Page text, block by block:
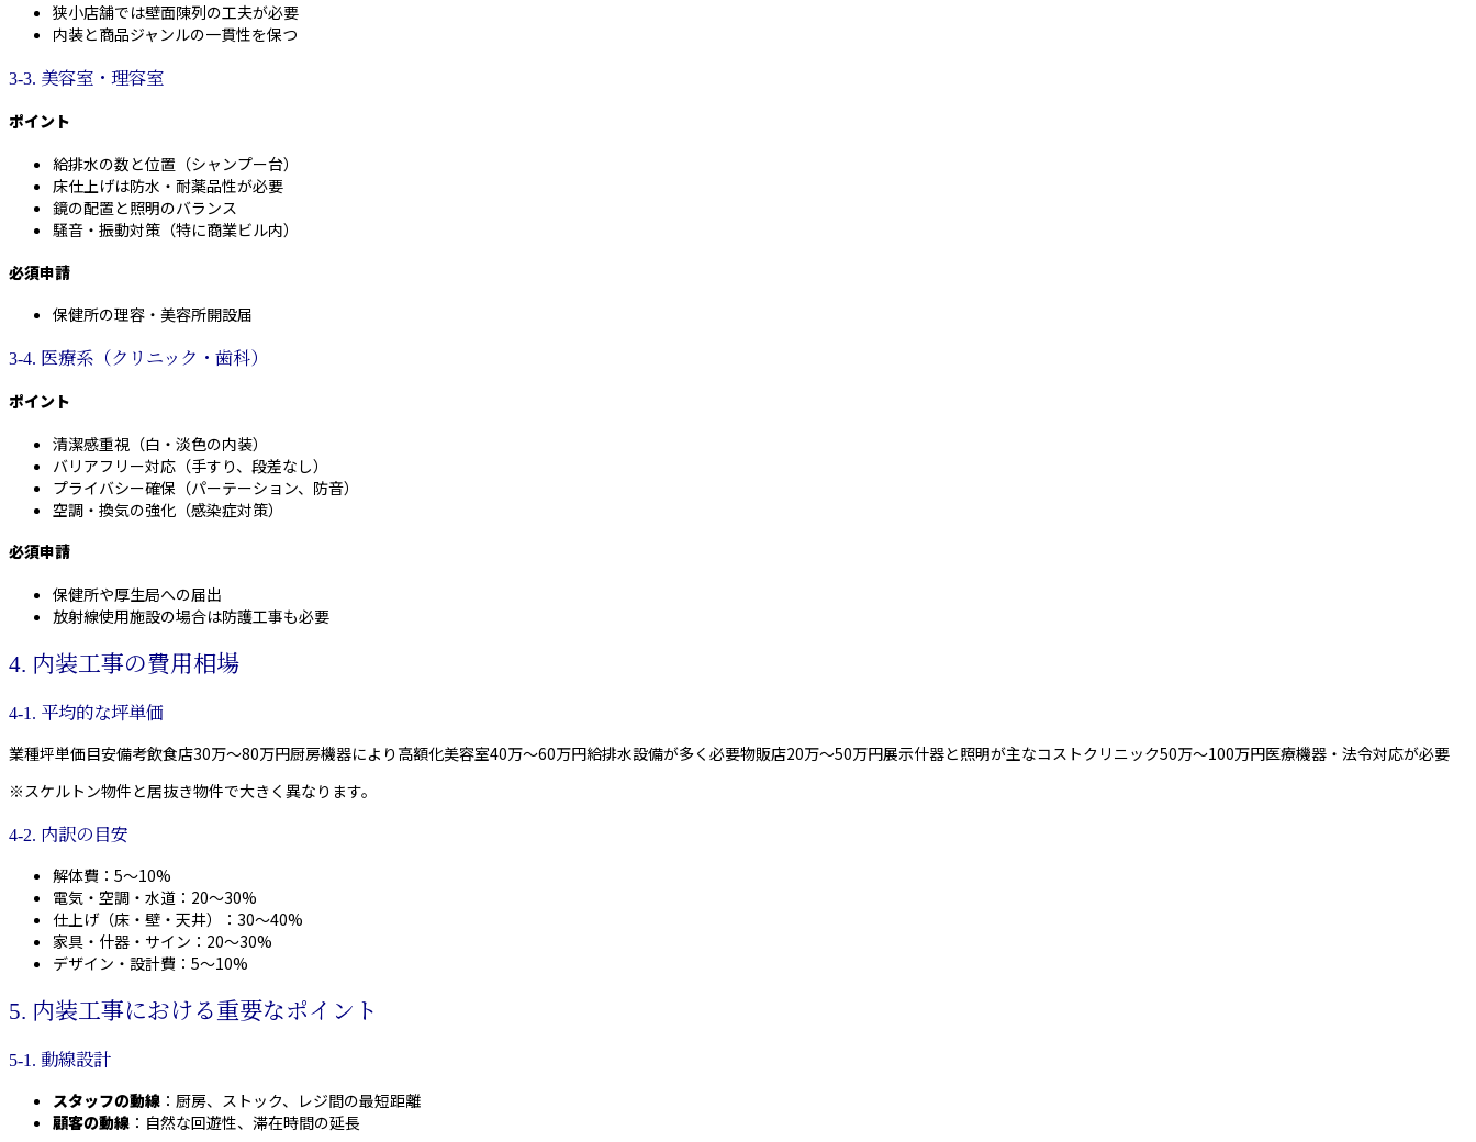
狭小店舗では壁面陳列の工夫が必要
内装と商品ジャンルの一貫性を保つ
3-3. 美容室・理容室
ポイント
給排水の数と位置（シャンプー台）
床仕上げは防水・耐薬品性が必要
鏡の配置と照明のバランス
騒音・振動対策（特に商業ビル内）
必須申請
保健所の理容・美容所開設届
3-4. 医療系（クリニック・歯科）
ポイント
清潔感重視（白・淡色の内装）
バリアフリー対応（手すり、段差なし）
プライバシー確保（パーテーション、防音）
空調・換気の強化（感染症対策）
必須申請
保健所や厚生局への届出
放射線使用施設の場合は防護工事も必要
4. 内装工事の費用相場
4-1. 平均的な坪単価
業種坪単価目安備考飲食店30万〜80万円厨房機器により高額化美容室40万〜60万円給排水設備が多く必要物販店20万〜50万円展示什器と照明が主なコストクリニック50万〜100万円医療機器・法令対応が必要
※スケルトン物件と居抜き物件で大きく異なります。
4-2. 内訳の目安
解体費：5～10%
電気・空調・水道：20～30%
仕上げ（床・壁・天井）：30～40%
家具・什器・サイン：20～30%
デザイン・設計費：5～10%
5. 内装工事における重要なポイント
5-1. 動線設計
スタッフの動線 ：厨房、ストック、レジ間の最短距離
顧客の動線 ：自然な回遊性、滞在時間の延長